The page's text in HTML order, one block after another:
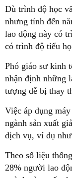
Dù trình độ học
nhưng tính đến
lao động này có
có trình độ tiểu
Phó giáo sư kinh
nhận định những
tượng dễ bị thay
Việc áp dụng
ngành sản xuất
dịch vụ, ví dụ
Theo số liệu
28% người lao